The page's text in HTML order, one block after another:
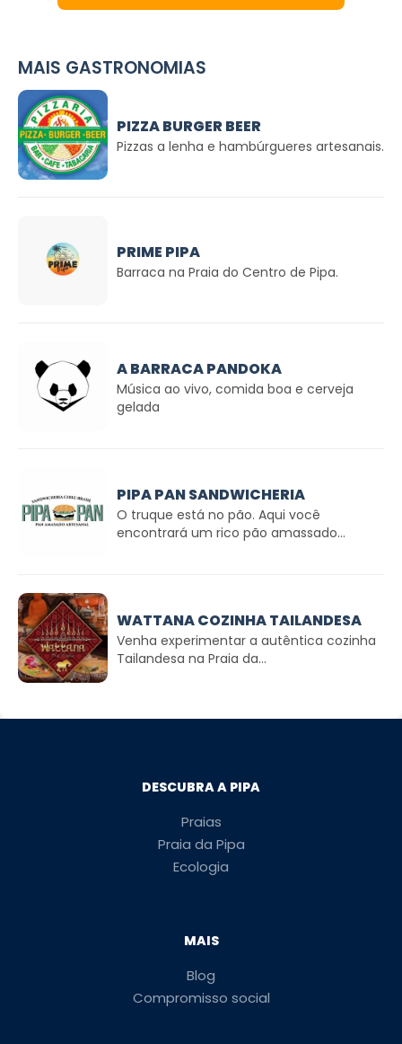
MAIS GASTRONOMIAS
PIZZA BURGER BEER
Pizzas a lenha e hambúrgueres artesanais.
PRIME PIPA
Barraca na Praia do Centro de Pipa.
A BARRACA PANDOKA
Música ao vivo, comida boa e cerveja
gelada
PIPA PAN SANDWICHERIA
O truque está no pão. Aqui você
encontrará um rico pão amassado...
WATTANA COZINHA TAILANDESA
Venha experimentar a autêntica cozinha
Tailandesa na Praia da...
DESCUBRA A PIPA
Praias
Praia da Pipa
Ecologia
MAIS
Blog
Compromisso social